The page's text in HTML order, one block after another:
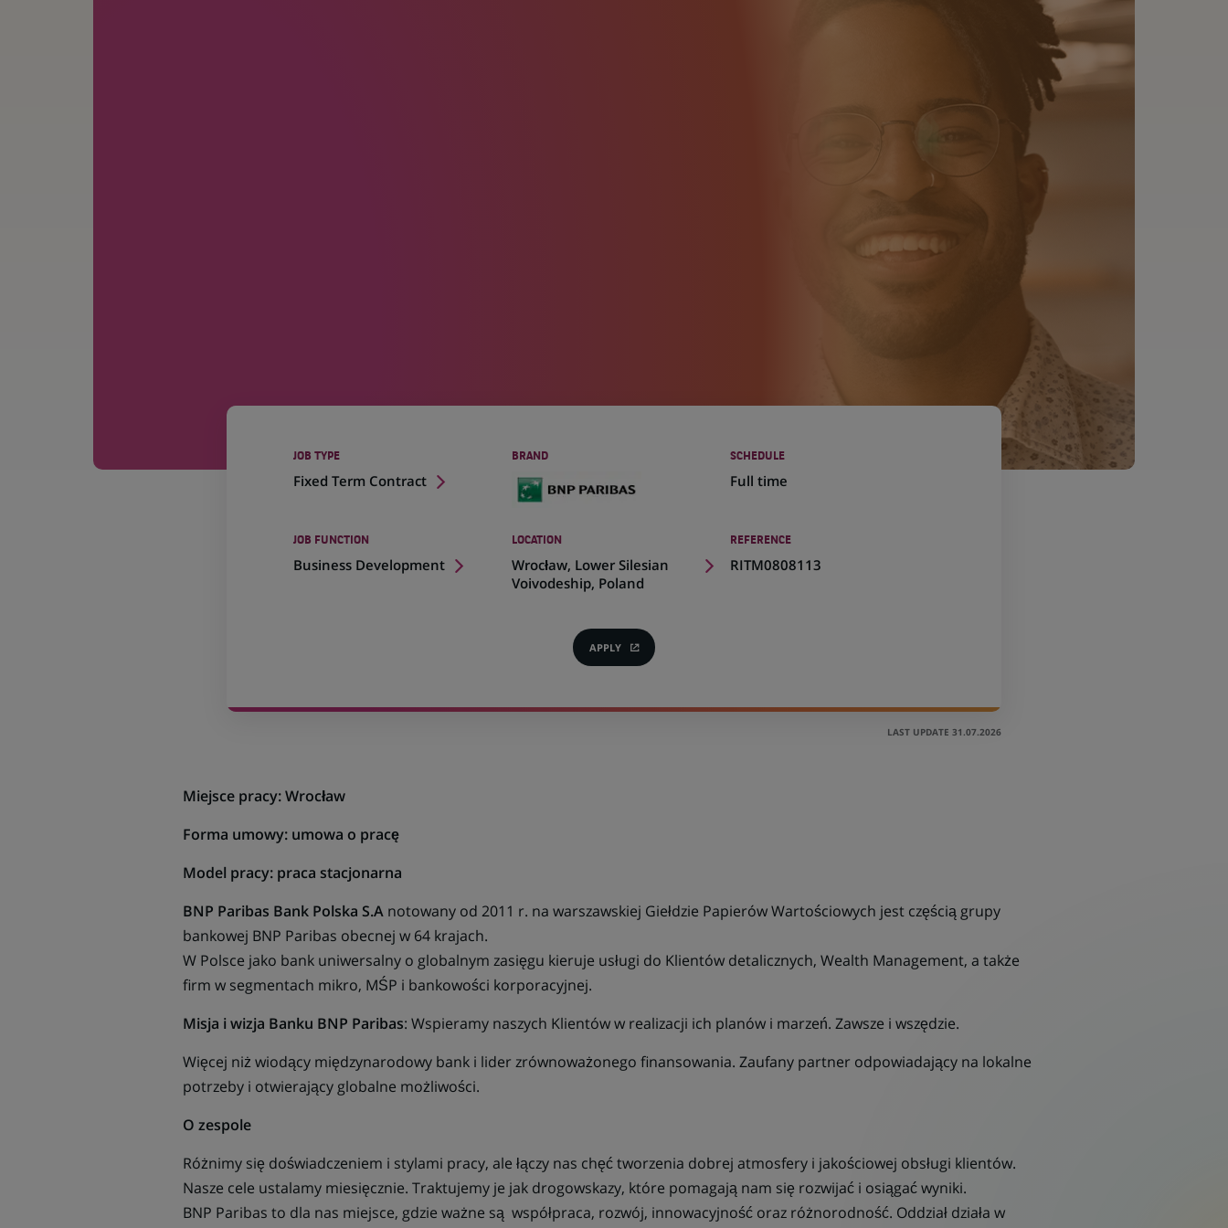
JOB TYPE
Fixed Term Contract
BRAND SCHEDULE
Full time
JOB FUNCTION
Business Development
LOCATION
Wrocław, Lower Silesian
Voivodeship, Poland
(Opens
in
REFERENCE
RITM0808113
APPLY(OPENS
IN
LAST UPDATE 31.07.2026
Miejsce pracy: Wrocław
Forma umowy: umowa o pracę
Model pracy: praca stacjonarna
BNP Paribas Bank Polska S.A notowany od 2011 r. na warszawskiej Giełdzie Papierów Wartościowych jest częścią grupy
bankowej BNP Paribas obecnej w 64 krajach.
W Polsce jako bank uniwersalny o globalnym zasięgu kieruje usługi do Klientów detalicznych, Wealth Management, a także
firm w segmentach mikro, MŚP i bankowości korporacyjnej.
Misja i wizja Banku BNP Paribas: Wspieramy naszych Klientów w realizacji ich planów i marzeń. Zawsze i wszędzie.
Więcej niż wiodący międzynarodowy bank i lider zrównoważonego finansowania. Zaufany partner odpowiadający na lokalne
potrzeby i otwierający globalne możliwości.
O zespole
Różnimy się doświadczeniem i stylami pracy, ale łączy nas chęć tworzenia dobrej atmosfery i jakościowej obsługi klientów.
Nasze cele ustalamy miesięcznie. Traktujemy je jak drogowskazy, które pomagają nam się rozwijać i osiągać wyniki.
BNP Paribas to dla nas miejsce, gdzie ważne są współpraca, rozwój, innowacyjność oraz różnorodność. Oddział działa w